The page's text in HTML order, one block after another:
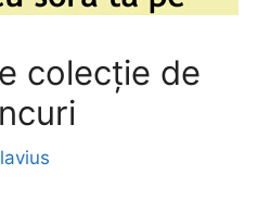
colecție de